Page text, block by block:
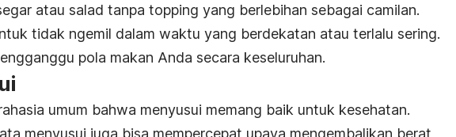
atau salad tanpa topping yang berlebihan sebagai camilan.
tidak ngemil dalam waktu yang berdekatan atau terlalu sering.
pola makan Anda secara keseluruhan.
umum bahwa menyusui memang baik untuk kesehatan.
menyusui juga bisa mempercepat upaya mengembalikan berat